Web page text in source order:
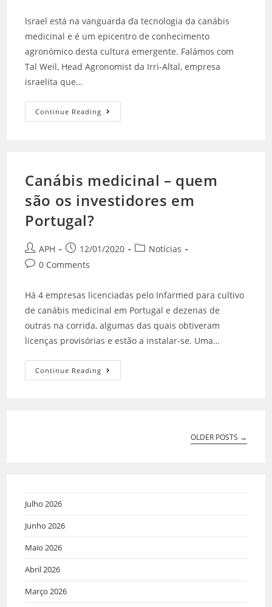
Israel está na vanguarda da tecnologia da canábis
medicinal e é um epicentro de conhecimento
agronómico desta cultura emergente. Falámos com
Tal Weil, Head Agronomist da Irri-Altal, empresa
israelita que…
Continue Reading
Canábis medicinal – quem
são os investidores em
Portugal?
APH 12/01/2020
Notícias
0 Comments
Há 4 empresas licenciadas pelo Infarmed para cultivo
de canábis medicinal em Portugal e dezenas de
outras na corrida, algumas das quais obtiveram
licenças provisórias e estão a instalar-se. Uma…
Continue Reading
OLDER POSTS →
Julho 2026
Junho 2026
Maio 2026
Abril 2026
Março 2026